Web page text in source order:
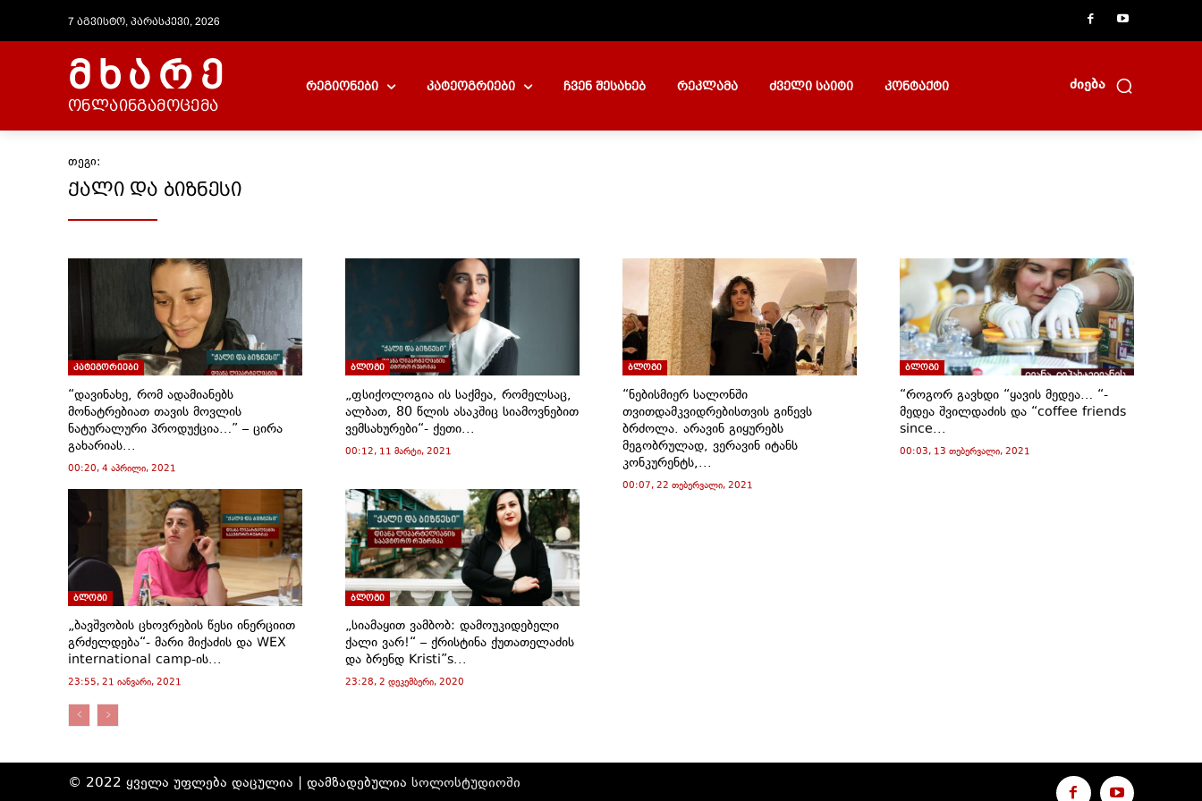
7 აგვისტო, პარასკევი, 2026
მხარე
ონლაინგამოცემა
რეგიონები კატეოგრიები ჩვენ შესახებ რეკლამა ძველი საიტი კონტაქტი ძიება
თეგი:
ქალი და ბიზნესი
კატეგორიები
“დავინახე, რომ ადამიანებს
მონატრებიათ თავის მოვლის
ნატურალური პროდუქცია…” – ცირა
გახარიას...
00:20, 4 აპრილი, 2021
ბლოგი
„ფსიქოლოგია ის საქმეა, რომელსაც,
ალბათ, 80 წლის ასაკშიც სიამოვნებით
ვემსახურები“- ქეთი...
00:12, 11 მარტი, 2021
ბლოგი
“ნებისმიერ სალონში
თვითდამკვიდრებისთვის გიწევს
ბრძოლა. არავინ გიყურებს
მეგობრულად, ვერავინ იტანს
კონკურენტს,...
00:07, 22 თებერვალი, 2021
ბლოგი
“როგორ გავხდი “ყავის მედეა… “-
მედეა შვილდაძის და “coffee friends
since...
00:03, 13 თებერვალი, 2021
ბლოგი
„ბავშვობის ცხოვრების წესი ინერციით
გრძელდება“- მარი მიქაძის და WEX
international camp-ის...
23:55, 21 იანვარი, 2021
ბლოგი
„სიამაყით ვამბობ: დამოუკიდებელი
ქალი ვარ!“ – ქრისტინა ქუთათელაძის
და ბრენდ Kristi”s...
23:28, 2 დეკემბერი, 2020
© 2022 ყველა უფლება დაცულია | დამზადებულია სოლოსტუდიოში